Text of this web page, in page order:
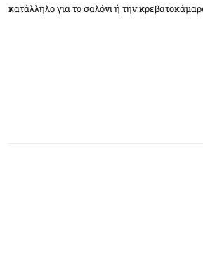
κατάλληλο για το σαλόνι ή την